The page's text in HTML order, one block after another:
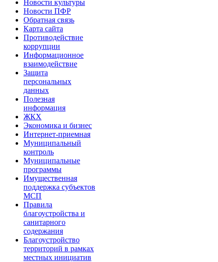
Новости культуры
Новости ПФР
Обратная связь
Карта сайта
Противодействие
коррупции
Информационное
взаимодействие
Защита
персональных
данных
Полезная
информация
ЖКХ
Экономика и бизнес
Интернет-приемная
Муниципальный
контроль
Муниципальные
программы
Имущественная
поддержка субъектов
МСП
Правила
благоустройства и
санитарного
содержания
Благоустройство
территорий в рамках
местных инициатив